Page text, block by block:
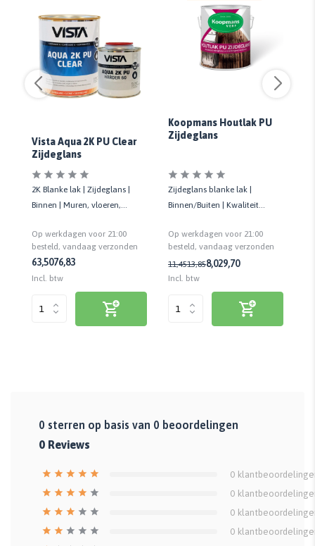
Vista Aqua 2K PU Clear
Zijdeglans
2K Blanke lak | Zijdeglans |
Binnen | Muren, vloeren,
slijtvast
Op werkdagen voor 21:00
besteld, vandaag verzonden
63,5076,83
Incl. btw
Koopmans Houtlak PU
Zijdeglans
Zijdeglans blanke lak |
Binnen/Buiten | Kwaliteit
en trappen
Op werkdagen voor 21:00
besteld, vandaag verzonden
11,4513,858,029,70
Incl. btw
0 sterren op basis van 0 beoordelingen
0 Reviews
0
0
0
0